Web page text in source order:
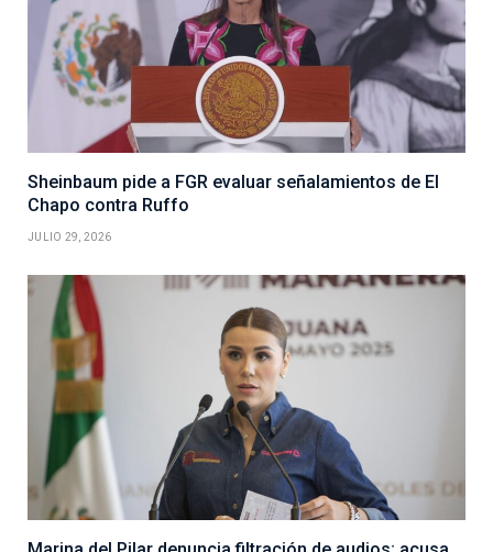
Sheinbaum pide a FGR evaluar señalamientos de El
Chapo contra Ruffo
JULIO 29, 2026